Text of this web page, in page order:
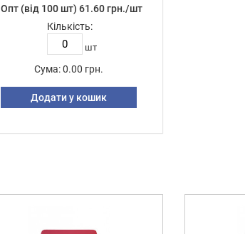
Опт (від 100 шт) 61.60 грн./шт
Кількість:
шт
Сума: 0.00 грн.
Додати у кошик